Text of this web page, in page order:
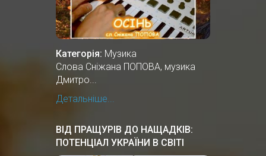
Категорія: Музика
Cлова Сніжана ПОПОВА, музика
Дмитро...
Детальніше...
ВІД ПРАЩУРІВ ДО НАЩАДКІВ:
ПОТЕНЦІАЛ УКРАЇНИ В СВІТІ